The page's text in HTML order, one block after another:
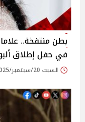
بطن منتفخة..
في حفل إطلاق
السبت 20/سبتمبر/2025 - 07:00 م